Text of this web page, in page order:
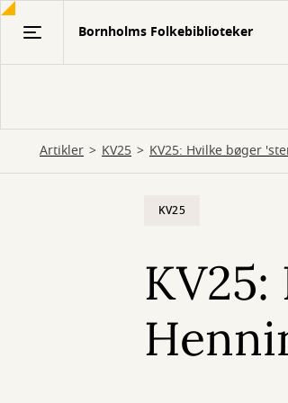
Gå
Bornholms Folkebiblioteker
Artikler KV25 KV25: Hvilke bøger
KV25